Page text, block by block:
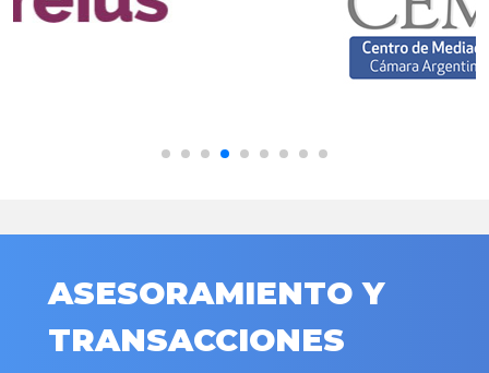
ASESORAMIENTO Y
TRANSACCIONES